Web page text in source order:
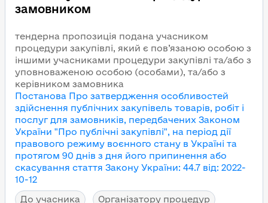
замовником
тендерна пропозиція подана учасником
процедури закупівлі, який є пов’язаною особою з
іншими учасниками процедури закупівлі та/або з
уповноваженою особою (особами), та/або з
керівником замовника
Постанова Про затвердження особливостей
здійснення публічних закупівель товарів, робіт і
послуг для замовників, передбачених Законом
України "Про публічні закупівлі", на період дії
правового режиму воєнного стану в Україні та
протягом 90 днів з дня його припинення або
скасування стаття Закону України: 44.7 від: 2022-
10-12
До учасника
Організатору процедур